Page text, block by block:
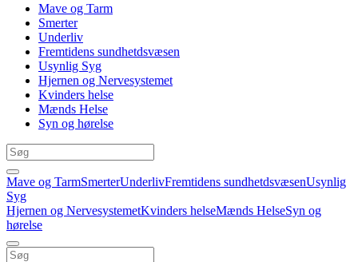
Mave og Tarm
Smerter
Underliv
Fremtidens sundhetdsvæsen
Usynlig Syg
Hjernen og Nervesystemet
Kvinders helse
Mænds Helse
Syn og hørelse
Mave og TarmSmerterUnderlivFremtidens sundhetdsvæsenUsynlig
Syg
Hjernen og NervesystemetKvinders helseMænds HelseSyn og
hørelse